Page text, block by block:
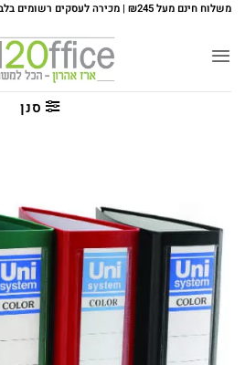
Skip
content
משלוח חינם מעל ₪245 | מכירה לעסקים רשומים בלבד
סנן